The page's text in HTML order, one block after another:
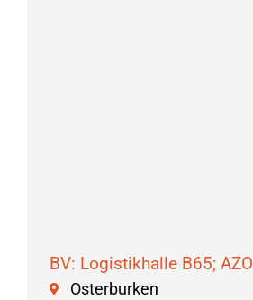
BV: Logistikhalle B65; AZO
Osterburken